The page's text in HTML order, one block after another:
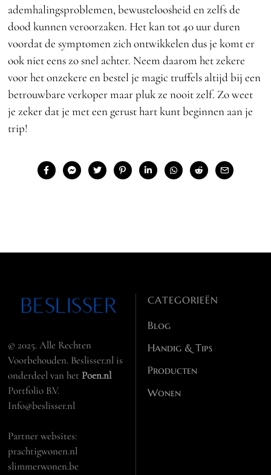
ademhalingsproblemen, bewusteloosheid en zelfs de
dood kunnen veroorzaken. Het kan tot 40 uur duren
voordat de symptomen zich ontwikkelen dus je komt er
ook niet eens zo snel achter. Neem daarom het zekere
voor het onzekere en bestel je magic truffels altijd bij een
betrouwbare verkoper maar pluk ze nooit zelf. Zo weet
je zeker dat je met een gerust hart kunt beginnen aan je
trip!
© 2025. Alle Rechten
Voorbehouden. Beslisser.nl is
onderdeel van hetPoen.nl
Portfolio B.V.
Info@beslisser.nl
Partner websites:
prachtigwonen.nl
slimmerwonen.be
CATEGORIEËN
Blog
Handig & Tips
Producten
Wonen